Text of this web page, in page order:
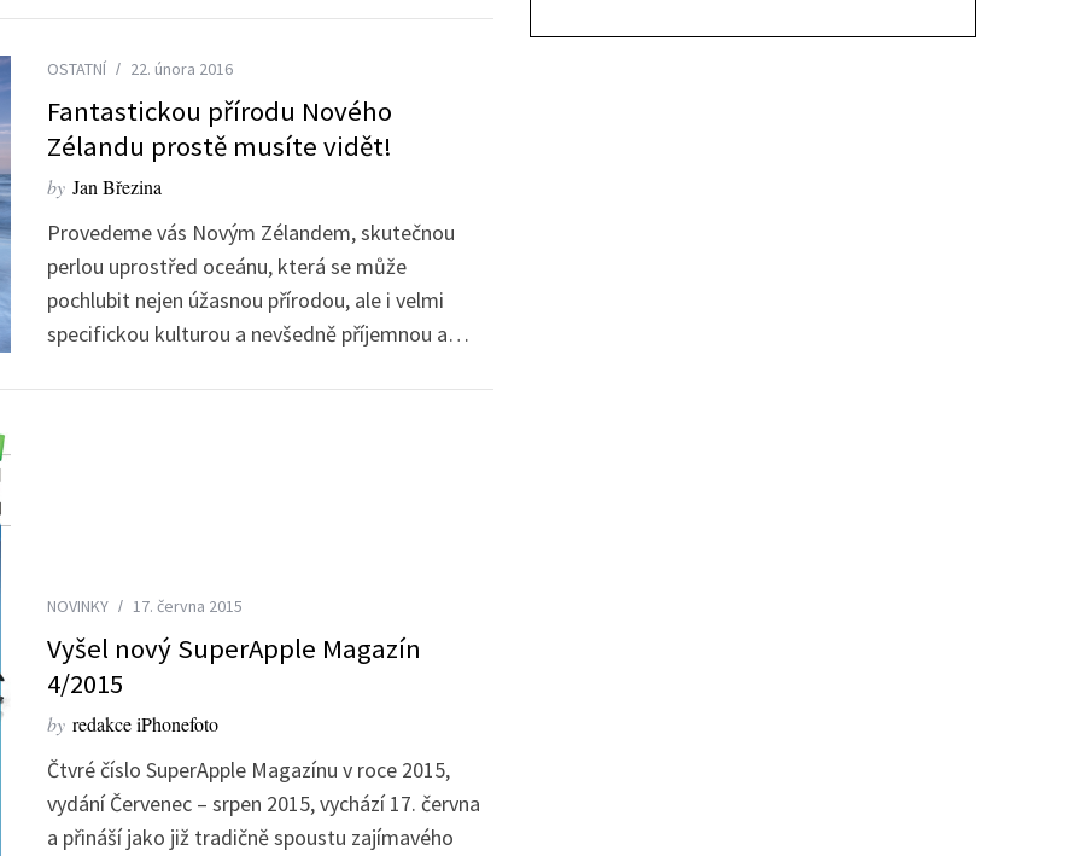
OSTATNÍ 22. února 2016
Fantastickou přírodu Nového
Zélandu prostě musíte vidět!
by Jan Březina
Provedeme vás Novým Zélandem, skutečnou
perlou uprostřed oceánu, která se může
pochlubit nejen úžasnou přírodou, ale i velmi
specifickou kulturou a nevšedně příjemnou a…
NOVINKY 17. června 2015
Vyšel nový SuperApple Magazín
4/2015
by redakce iPhonefoto
Čtvré číslo SuperApple Magazínu v roce 2015,
vydání Červenec – srpen 2015, vychází 17. června
a přináší jako již tradičně spoustu zajímavého